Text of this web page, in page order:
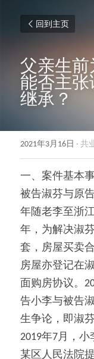
回到主页
父亲生前
能否主张
继承？
2021年3月16日 · 共
一、案件基本
被告淑芬与原
年随老李至浙
年，为解决淑
套，房屋买卖
房屋亦登记在
面购房协议。
告小李与被告
生争论，即淑
2019年7月，
某区人民法院